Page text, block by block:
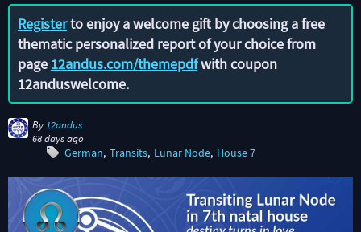
Registerto enjoy a welcome gift by choosing a free
thematic personalized report of your choice from
page 12andus.com/themepdfwith coupon
12anduswelcome.
By 12andus
68 days ago
German Transits Lunar Node House 7